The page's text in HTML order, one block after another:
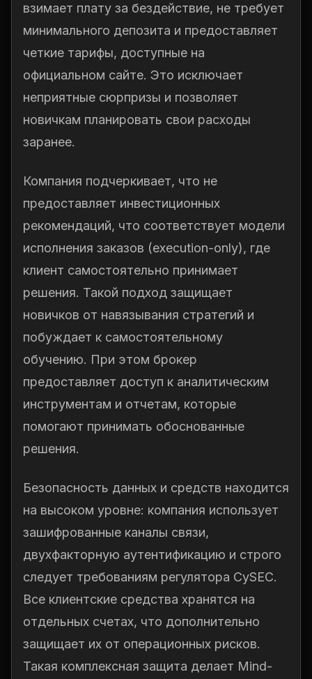
взимает плату за бездействие, не требует
минимального депозита и предоставляет
четкие тарифы, доступные на
официальном сайте. Это исключает
неприятные сюрпризы и позволяет
новичкам планировать свои расходы
заранее.
Компания подчеркивает, что не
предоставляет инвестиционных
рекомендаций, что соответствует модели
исполнения заказов (execution-only), где
клиент самостоятельно принимает
решения. Такой подход защищает
новичков от навязывания стратегий и
побуждает к самостоятельному
обучению. При этом брокер
предоставляет доступ к аналитическим
инструментам и отчетам, которые
помогают принимать обоснованные
решения.
Безопасность данных и средств находится
на высоком уровне: компания использует
зашифрованные каналы связи,
двухфакторную аутентификацию и строго
следует требованиям регулятора CySEC.
Все клиентские средства хранятся на
отдельных счетах, что дополнительно
защищает их от операционных рисков.
Такая комплексная защита делает Mind-